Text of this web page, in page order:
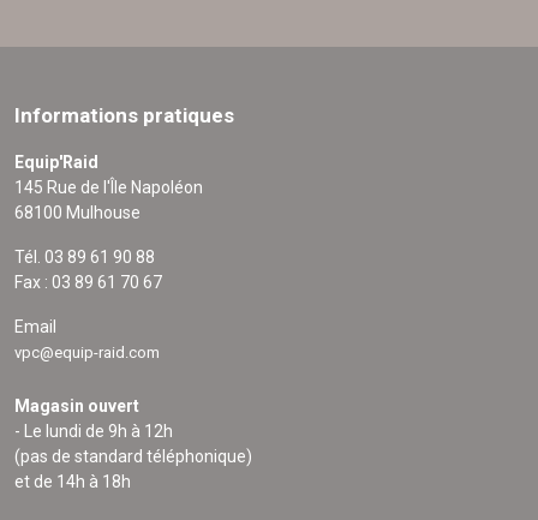
Informations pratiques
Equip'Raid
145 Rue de l'Île Napoléon
68100 Mulhouse
Tél. 03 89 61 90 88
Fax : 03 89 61 70 67
Email
vpc@equip-raid.com
Magasin ouvert
- Le lundi de 9h à 12h
(pas de standard téléphonique)
et de 14h à 18h